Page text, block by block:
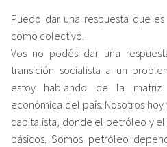
Puedo dar una respuesta que
como colectivo.
Vos no podés dar una
transición socialista a un
estoy hablando de la
económica del país. Nosotros
capitalista, donde el petróleo y el
básicos. Somos petróleo